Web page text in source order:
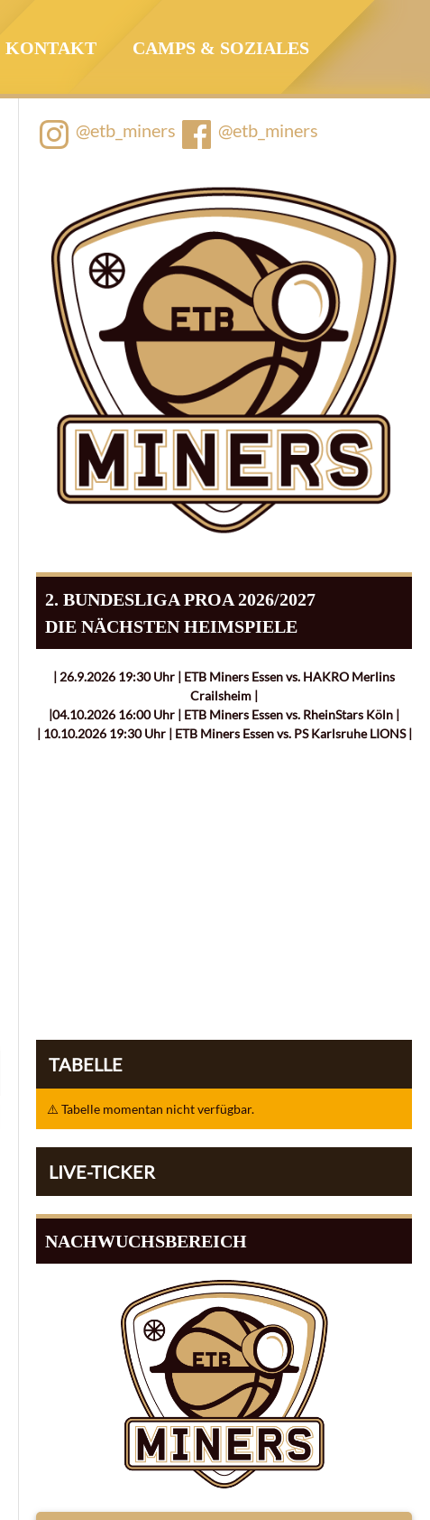
KONTAKT CAMPS & SOZIALES
@etb_miners @etb_miners
2. BUNDESLIGA PROA 2026/2027
DIE NÄCHSTEN HEIMSPIELE
| 26.9.2026 19:30 Uhr | ETB Miners Essen vs. HAKRO Merlins
Crailsheim |
|04.10.2026 16:00 Uhr | ETB Miners Essen vs. RheinStars Köln |
| 10.10.2026 19:30 Uhr | ETB Miners Essen vs. PS Karlsruhe LIONS |
TABELLE
⚠️ Tabelle momentan nicht verfügbar.
LIVE-TICKER
NACHWUCHSBEREICH